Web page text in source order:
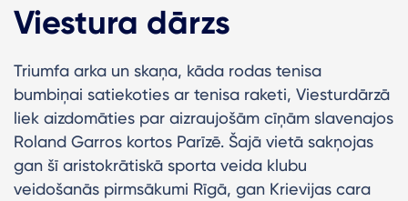
Viestura dārzs
Triumfa arka un skaņa, kāda rodas tenisa
bumbiņai satiekoties ar tenisa raketi, Viesturdārzā
liek aizdomāties par aizraujošām cīņām slavenajos
Roland Garros kortos Parīzē. Šajā vietā sakņojas
gan šī aristokrātiskā sporta veida klubu
veidošanās pirmsākumi Rīgā, gan Krievijas cara